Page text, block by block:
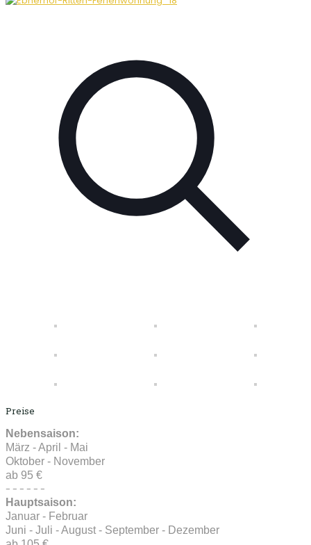
Preise
Nebensaison:
März - April - Mai
Oktober - November
ab 95 €
- - - - - -
Hauptsaison:
Januar - Februar
Juni - Juli - August - September - Dezember